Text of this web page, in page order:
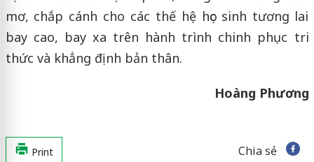
mơ, chắp cánh cho các thế hệ học sinh tương lai
bay cao, bay xa trên hành trình chinh phục tri
thức và khẳng định bản thân.
Hoàng Phương
Print Chia sẻ